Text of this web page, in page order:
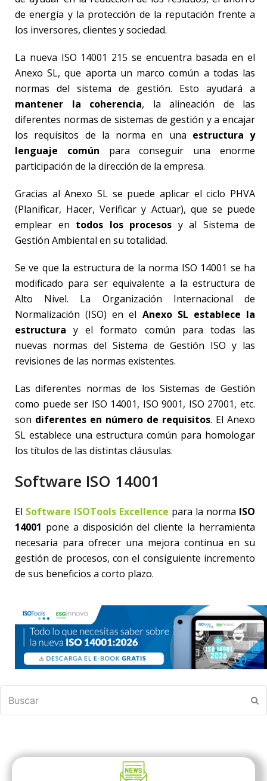
de energía y la protección de la reputación frente a
los inversores, clientes y sociedad.
La nueva ISO 14001 215 se encuentra basada en el
Anexo SL, que aporta un marco común a todas las
normas del sistema de gestión. Esto ayudará a
mantener la coherencia, la alineación de las
diferentes normas de sistemas de gestión y a encajar
los requisitos de la norma en una estructura y
lenguaje común para conseguir una enorme
participación de la dirección de la empresa.
Gracias al Anexo SL se puede aplicar el ciclo PHVA
(Planificar, Hacer, Verificar y Actuar), que se puede
emplear en todos los procesos y al Sistema de
Gestión Ambiental en su totalidad.
Se ve que la estructura de la norma ISO 14001 se ha
modificado para ser equivalente a la estructura de
Alto Nivel. La Organización Internacional de
Normalización (ISO) en el Anexo SL establece la
estructuray el formato común para todas las
nuevas normas del Sistema de Gestión ISO y las
revisiones de las normas existentes.
Las diferentes normas de los Sistemas de Gestión
como puede ser ISO 14001, ISO 9001, ISO 27001, etc.
son diferentes en número de requisitos. El Anexo
SL establece una estructura común para homologar
los títulos de las distintas cláusulas.
Software ISO 14001
El Software ISOTools Excellence para la norma ISO
14001 pone a disposición del cliente la herramienta
necesaria para ofrecer una mejora continua en su
gestión de procesos, con el consiguiente incremento
de sus beneficios a corto plazo.